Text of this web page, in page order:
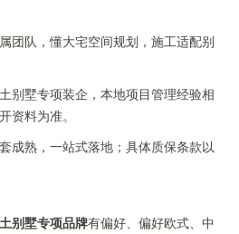
团队，懂大宅空间规划，施工适配别
别墅专项装企，本地项目管理经验相
资料为准。
成熟，一站式落地；具体质保条款以
别墅专项品牌有偏好、偏好欧式、中